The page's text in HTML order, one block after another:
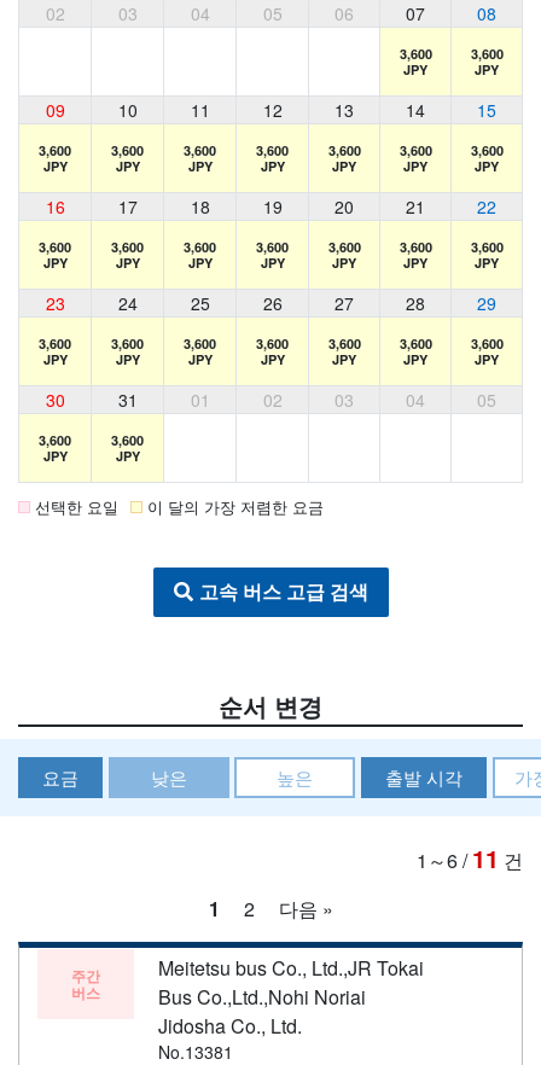
02 03 04 05 06 07 08
3,600
JPY
3,600
JPY
09 10 11 12 13 14 15
3,600
JPY
3,600
JPY
3,600
JPY
3,600
JPY
3,600
JPY
3,600
JPY
3,600
JPY
16 17 18 19 20 21 22
3,600
JPY
3,600
JPY
3,600
JPY
3,600
JPY
3,600
JPY
3,600
JPY
3,600
JPY
23 24 25 26 27 28 29
3,600
JPY
3,600
JPY
3,600
JPY
3,600
JPY
3,600
JPY
3,600
JPY
3,600
JPY
30 31 01 02 03 04 05
3,600
JPY
3,600
JPY
선택한 요일 이 달의 가장 저렴한 요금
고속 버스 고급 검색
순서 변경
요금 낮은 높은 출발 시각 가
1～6/11 건
1
2 다음 »
주간
버스
Meitetsu bus Co., Ltd.,JR Tokai
Bus Co.,Ltd.,Nohi Noriai
Jidosha Co., Ltd.
No.13381